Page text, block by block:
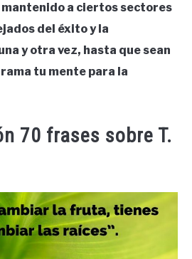
a ciertos sectores
del éxito y la
y otra vez, hasta que sean
tu mente para la
70 frases sobre T.